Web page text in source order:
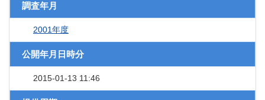
調査年月
2001年度
公開年月日時分
2015-01-13 11:46